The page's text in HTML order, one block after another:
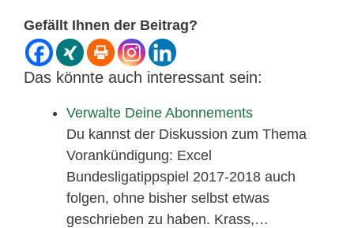
Gefällt Ihnen der Beitrag?
Das könnte auch interessant sein:
Verwalte Deine Abonnements
Du kannst der Diskussion zum Thema
Vorankündigung: Excel
Bundesligatippspiel 2017-2018 auch
folgen, ohne bisher selbst etwas
geschrieben zu haben. Krass,…